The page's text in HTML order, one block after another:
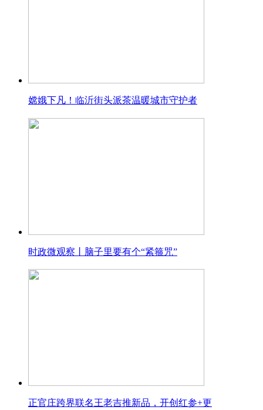
嫦娥下凡！临沂街头派茶温暖城市守护者
时政微观察丨脑子里要有个“紧箍咒”
正官庄跨界联名王老吉推新品，开创红参+更